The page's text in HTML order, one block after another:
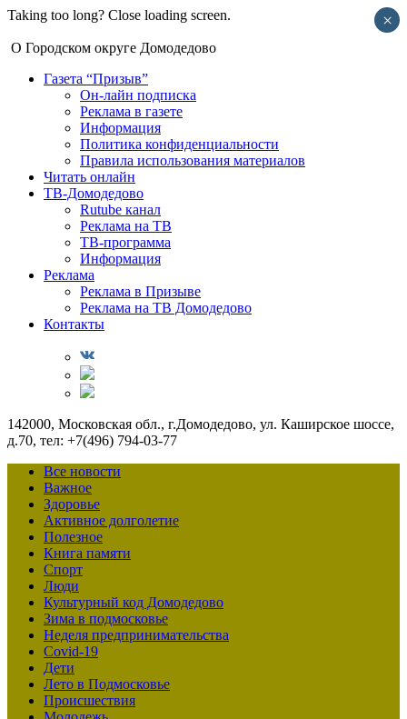
Taking too long? Close loading screen.
О Городском округе Домодедово
Газета “Призыв”
Он-лайн подписка
Реклама в газете
Информация
Политика конфиденциальности
Правила использования материалов
Читать онлайн
ТВ-Домодедово
Rutube канал
Реклама на ТВ
ТВ-программа
Информация
Реклама
Реклама в Призыве
Реклама на ТВ Домодедово
Контакты
142000, Московская обл., г.Домодедово, ул. Каширское шоссе,
д.70, тел: +7(496) 794-03-77
Все новости
Важное
Здоровье
Активное долголетие
Полезное
Книга памяти
Спорт
Люди
Культурный код Домодедово
Зима в подмосковье
Неделя предпринимательства
Covid-19
Дети
Лето в Подмосковье
Происшествия
×